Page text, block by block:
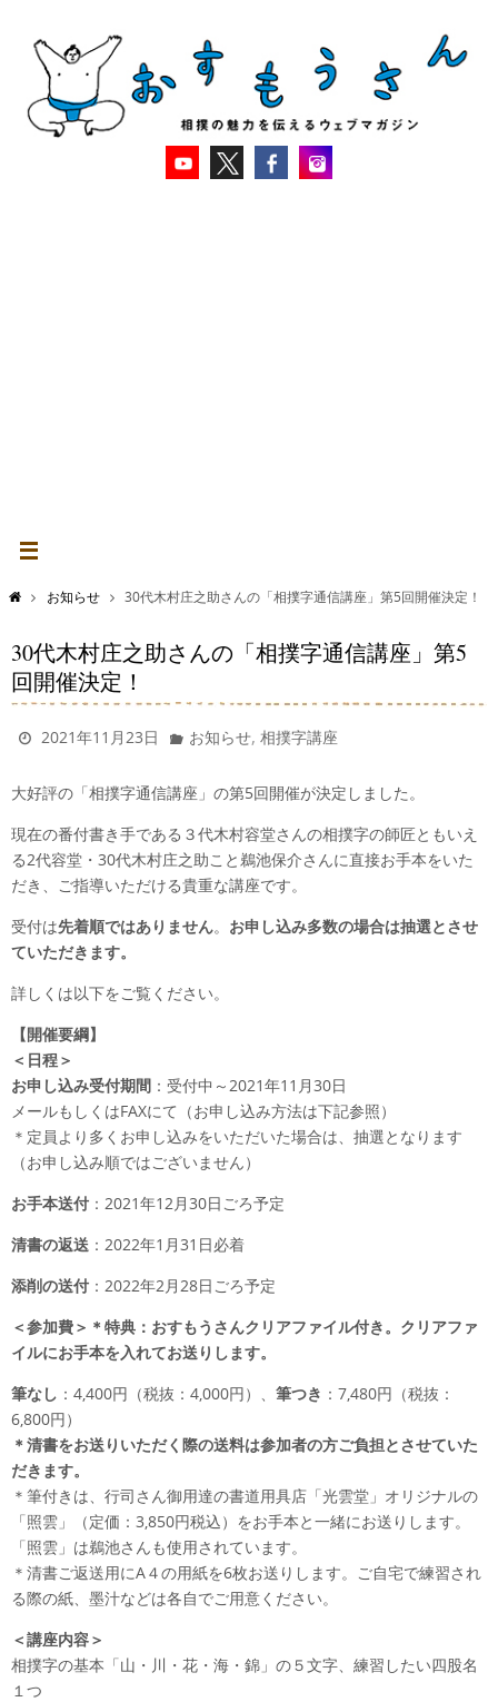
お知らせ 30代木村庄之助さんの「相撲字通信講座」第5回開催決定！
30代木村庄之助さんの「相撲字通信講座」第5
回開催決定！
2021年11月23日 お知らせ, 相撲字講座
大好評の「相撲字通信講座」の第5回開催が決定しました。
現在の番付書き手である３代木村容堂さんの相撲字の師匠ともいえ
る2代容堂・30代木村庄之助こと鵜池保介さんに直接お手本をいた
だき、ご指導いただける貴重な講座です。
受付は先着順ではありません。 お申し込み多数の場合は抽選とさせ
ていただきます。
詳しくは以下をご覧ください。
【開催要綱】
＜日程＞
お申し込み受付期間 ：受付中～2021年11月30日
メールもしくはFAXにて（お申し込み方法は下記参照）
＊定員より多くお申し込みをいただいた場合は、抽選となります
（お申し込み順ではございません）
お手本送付 ：2021年12月30日ごろ予定
清書の返送 ：2022年1月31日必着
添削の送付 ：2022年2月28日ごろ予定
＜参加費＞ ＊特典：おすもうさんクリアファイル付き。クリアファ
イルにお手本を入れてお送りします。
筆なし ：4,400円（税抜：4,000円）、 筆つき ：7,480円（税抜：
6,800円）
＊清書をお送りいただく際の送料は参加者の方ご負担とさせていた
だきます。
＊筆付きは、行司さん御用達の書道用具店「光雲堂」オリジナルの
「照雲」（定価：3,850円税込）をお手本と一緒にお送りします。
「照雲」は鵜池さんも使用されています。
＊清書ご返送用にA４の用紙を6枚お送りします。ご自宅で練習され
る際の紙、墨汁などは各自でご用意ください。
＜講座内容＞
相撲字の基本「山・川・花・海・錦」の５文字、練習したい四股名
１つ